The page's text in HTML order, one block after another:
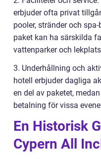
erbjuder ofta privat
pooler, stränder och
paket kan ha särskilda
vattenparker och
3. Underhållning och
hotell erbjuder dagliga
en del av paketet,
betalning för vissa
En Historisk
Cypern All